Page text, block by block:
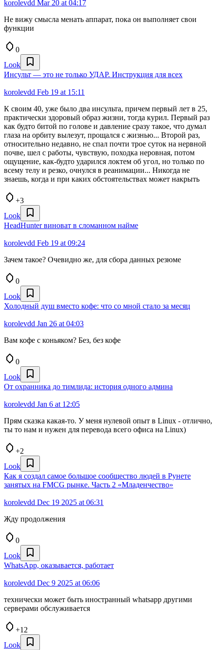
korolevdd Mar 20 at 04:17
Не вижу смысла менать аппарат, пока он выполняет свои
функции
0
Look
Инсульт — это не только УДАР. Инструкция для всех
korolevdd Feb 19 at 15:11
К своим 40, уже было два инсульта, причем первый лет в 25,
практически здоровый образ жизни, тогда курил. Первый раз
как будто битой по голове и давление сразу такое, что думал
глаза на орбиту вылезут, прощался с жизнью... Второй раз,
относительно недавно, не спал почти трое суток на нервной
почве, шел с работы, чувствую, походка неровная, потом
ощущение, как-будто ударился локтем об угол, но только по
всему телу и резко, очнулся в реанимации... Никогда не
знаешь, когда и при каких обстоятельствах может накрыть
+3
Look
HeadHunter виноват в сломанном найме
korolevdd Feb 19 at 09:24
Зачем такое? Очевидно же, для сбора данных резюме
0
Look
Холодный душ вместо кофе: что со мной стало за месяц
korolevdd Jan 26 at 04:03
Вам кофе с коньяком? Без, без кофе
0
Look
От охранника до тимлида: история одного админа
korolevdd Jan 6 at 12:05
Прям сказка какая-то. У меня нулевой опыт в Linux - отлично,
ты то нам и нужен для перевода всего офиса на Linux)
+2
Look
Как я создал самое большое сообщество людей в Рунете
занятых на FMCG рынке. Часть 2 «Младенчество»
korolevdd Dec 19 2025 at 06:31
Жду продолжения
0
Look
WhatsApp, оказывается, работает
korolevdd Dec 9 2025 at 06:06
технически может быть иностранный whatsapp другими
серверами обслуживается
+12
Look